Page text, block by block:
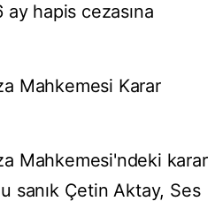
ay hapis cezasına
Mahkemesi Karar
Mahkemesi'ndeki karar
sanık Çetin Aktay, Ses